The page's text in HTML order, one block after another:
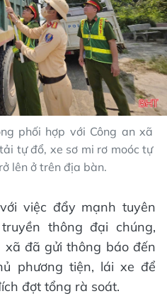
phối hợp với Công an xã
tự đổ, xe sơ mi rơ moóc tự
lên ở trên địa bàn.
việc đẩy mạnh tuyên
thông đại chúng,
xã đã gửi thông báo đến
phương tiện, lái xe để
đợt tổng rà soát.